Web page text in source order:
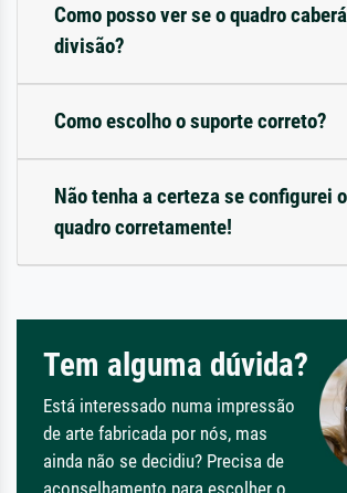
Como posso ver se o quadro
divisão?
Como escolho o suporte correto?
Não tenha a certeza se configurei
quadro corretamente!
Tem alguma dúvida?
Está interessado numa impressão
de arte fabricada por nós, mas
ainda não se decidiu? Precisa de
aconselhamento para escolher o